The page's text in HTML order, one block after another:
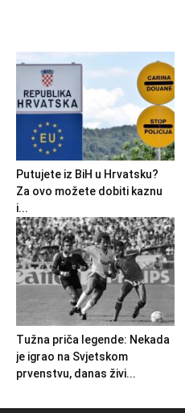
Putujete iz BiH u Hrvatsku?
Za ovo možete dobiti kaznu
i...
Tužna priča legende: Nekada
je igrao na Svjetskom
prvenstvu, danas živi...